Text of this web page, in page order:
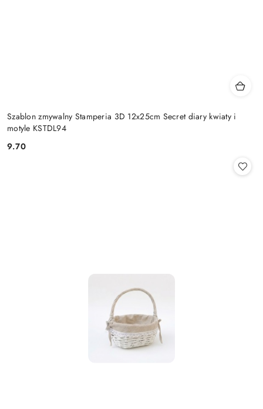
Szablon zmywalny Stamperia 3D 12x25cm Secret diary kwiaty i
motyle KSTDL94
Cena:
9.70